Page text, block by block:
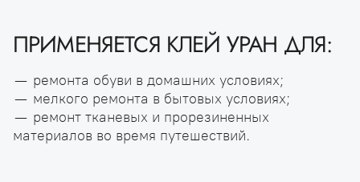
ПРИМЕНЯЕТСЯ КЛЕЙ УРАН ДЛЯ:
— ремонта обуви в домашних условиях;
— мелкого ремонта в бытовых условиях;
— ремонт тканевых и прорезиненных
материалов во время путешествий.